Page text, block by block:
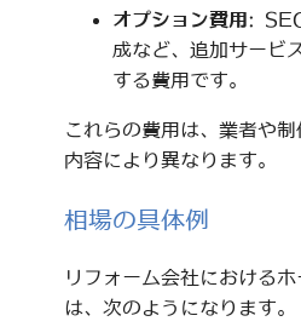
オプション費用:
成など、追加サービ
する費用です。
これらの費用は、業者や
内容により異なります。
相場の具体例
リフォーム会社における
は、次のようになります。